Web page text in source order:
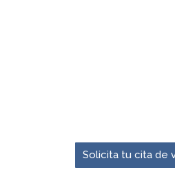
Solicita tu cita de